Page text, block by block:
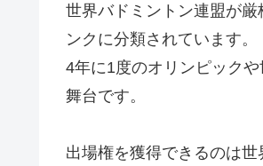
世界バドミントン連盟が
ンクに分類されています。
4年に1度のオリンピック
舞台です。
出場権を獲得できるのは